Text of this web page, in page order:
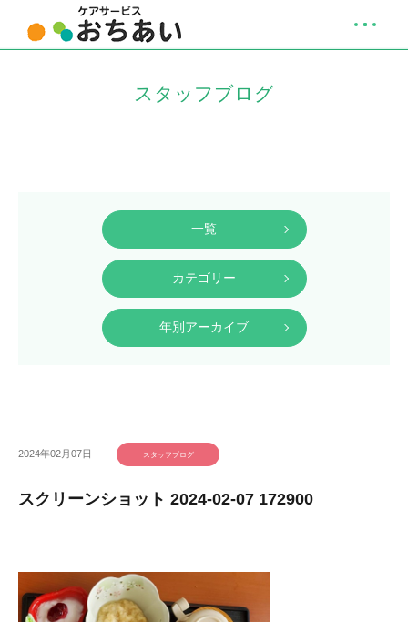
スタッフブログ
一覧
カテゴリー
年別アーカイブ
2024年02月07日 スタッフブログ
スクリーンショット 2024-02-07 172900